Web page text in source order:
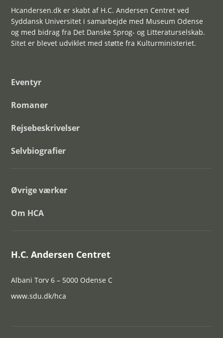
Hcandersen.dk er skabt af H.C. Andersen Centret ved
Syddansk Universitet i samarbejde med Museum Odense
og med bidrag fra Det Danske Sprog- og Litteraturselskab.
Sitet er blevet udviklet med støtte fra Kulturministeriet.
Eventyr
Romaner
Rejsebeskrivelser
Selvbiografier
Øvrige værker
Om HCA
H.C. Andersen Centret
Albani Torv 6 – 5000 Odense C
www.sdu.dk/hca